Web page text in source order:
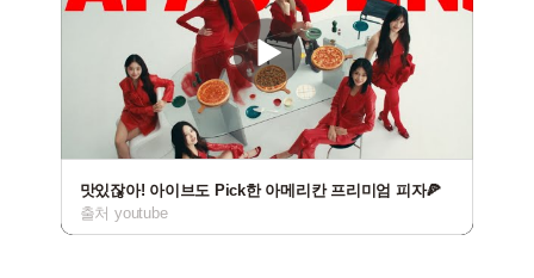
맛있잖아! 아이브도 Pick한 아메리칸 프리미엄 피자🍕
출처 youtube